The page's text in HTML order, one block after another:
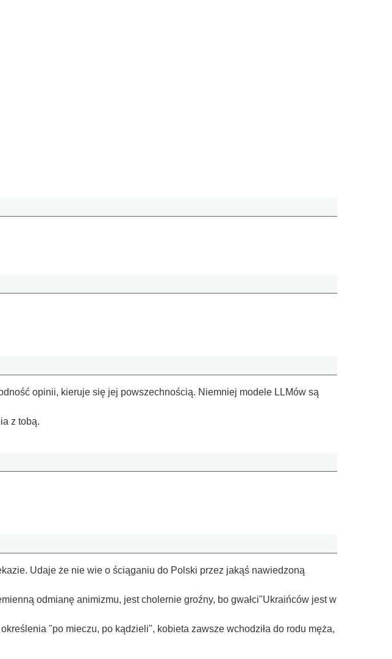
opinii, kieruje się jej powszechnością. Niemniej modele LLMów są
z tobą.
Udaje że nie wie o ściąganiu do Polski przez jakąś nawiedzoną
odmianę animizmu, jest cholernie groźny, bo gwałci"Ukraińców jest w
"po mieczu, po kądzieli", kobieta zawsze wchodziła do rodu męża,